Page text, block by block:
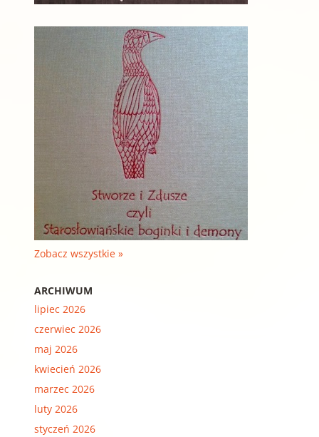
Zobacz wszystkie »
ARCHIWUM
lipiec 2026
czerwiec 2026
maj 2026
kwiecień 2026
marzec 2026
luty 2026
styczeń 2026